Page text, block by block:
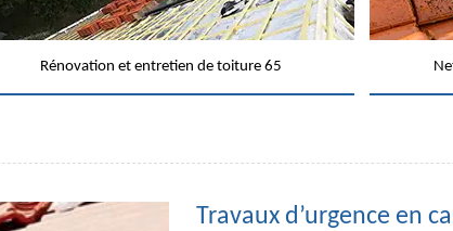
Rénovation et entretien de toiture 65
Travaux d’urgence en